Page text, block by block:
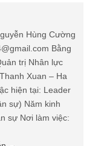
Hùng Cường
Bằng
trị Nhân lực
Xuan – Ha
hiện tại: Leader
sự) Năm kinh
sự Nơi làm việc: